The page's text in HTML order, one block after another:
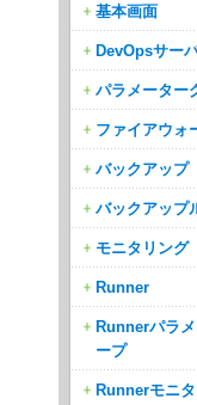
基本画面
DevOpsサー
パラメーター
ファイアウォ
バックアップ
バックアップ
モニタリング
Runner
Runnerパラ
ープ
Runnerモニ